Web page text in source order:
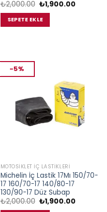
₺2,000.00 Orijinal
fiyat:
₺2,000.00.
₺1,900.00Şu
SEPETE EKLE
-5%
MOTOSIKLET İÇ LASTIKLERI
Michelin İç Lastik 17Mı 150/70-
17 160/70-17 140/80-17
130/90-17 Düz Subap
₺2,000.00 Orijinal
fiyat:
₺1,900.00Şu